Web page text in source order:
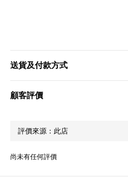
送貨及付款方式
顧客評價
尚未有任何評價